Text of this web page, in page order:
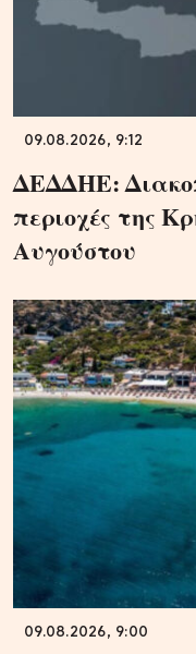
09.08.2026, 9:12
ΔΕΔΔΗΕ:
περιοχές της
Αυγούστου
09.08.2026, 9:00